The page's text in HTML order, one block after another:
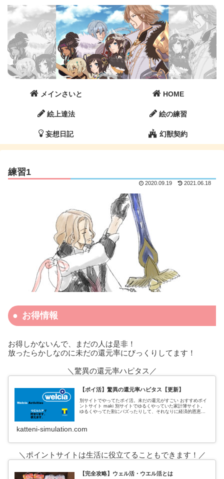
メインさいと HOME
絵上達法 絵の練習
妄想日記 幻獣契約
練習1
2020.09.19 2021.06.18
お得情報
お得しかないんで、まだの人は是非！
放ったらかしなのに未だの還元率にびっくりしてます！
＼驚異の還元率ハピタス／
【ポイ活】驚異の還元率ハピタス【更新】
別サイトでやってたポイ活。未だの還元がすごい おすすめポイ
ントサイト maki 別サイトでゆるくやっていた家計簿サイト。
ゆるくやってた割にバズったりして、それなりに経済的恩恵も
katteni-simulation.com
＼ポイントサイトは生活に役立てることもできます！／
【完全攻略】ウェル活・ウエル活とは